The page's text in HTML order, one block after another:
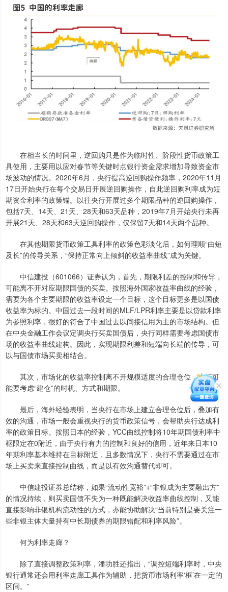
在相当长的时间里，逆回购只是作为临时性、阶段性货币政策工
具使用，主要用以应对春节等关键时点银行资金需求增加导致资金市
场波动的情况。2020年6月，央行提高逆回购操作频率，2020年11月
17日开始央行在每个交易日开展逆回购操作，自此逆回购利率成为短
期资金利率的政策锚。以往央行开展过多个期限品种的逆回购操作，
包括7天、14天、21天、28天和63天品种，2019年7月开始央行未再
开展21天、28天和63天逆回购操作，仅保留7天和14天两个品种。
在其他期限货币政策工具利率的政策色彩淡化后，如何理顺“由短
及长”的传导关系，“保持正常向上倾斜的收益率曲线”成为关键。
中信建投（601066）证券认为，首先，期限利差的控制和传导，
可能离不开对应期限国债的买卖。按照海外国家收益率曲线的经验，
需要为各个主要期限的收益率设定一个目标，这个目标更多是以国债
收益率为标的。中国过去一段时间的MLF/LPR利率主要是以贷款利率
为参照利率，很好的符合了中国过去以间接信用为主的市场结构。但
在中央金融工作会议定调央行买卖国债后，央行同样需要考虑国债市
场的收益率曲线建构。因此，实现期限利差和短端向长端的传导，可
以与国债市场买卖相结合。
其次，市场化的收益率控制离不开规模适度的合理仓位，央行可
能要考虑“建仓”的时机、方式和期限。
最后，海外经验表明，当央行在市场上建立合理仓位后，叠加有
效的沟通，市场一般会重视央行的货币政策信号，会帮助央行达成利
率的政策目标。按照日本的经验，YCC曲线控制将10年期国债利率中
枢限定在0附近，由于央行有力的控制和良好的信用，近年来日本10
年期利率基本维持在目标附近，且多数情况下，央行不需要通过在市
场上买卖来直接控制曲线，而是以有效沟通替代即可。
中信建投证券总结称，如果“流动性宽裕”+“非银成为主要融出方”
的情况持续，则买卖国债不失为一种既能解决收益率曲线控制，又能
直接影响非银机构流动性的方式，亦能协助解决“当前特别是要关注一
些非银主体大量持有中长期债券的期限错配和利率风险”。
何为利率走廊？
除了直接调整政策利率，潘功胜还指出，“调控短端利率时，中央
银行通常还会用利率走廊工具作为辅助，把货币市场利率‘框’在一定的
区间。”